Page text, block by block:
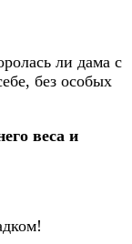
ли дама с
без особых
веса и